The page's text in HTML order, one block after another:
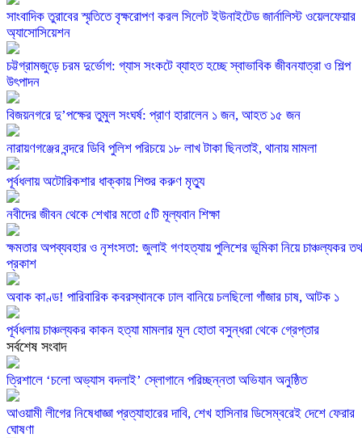
সাংবাদিক তুরাবের স্মৃতিতে বৃক্ষরোপণ করল সিলেট ইউনাইটেড জার্নালিস্ট ওয়েলফেয়ার
অ্যাসোসিয়েশন
চট্টগ্রামজুড়ে চরম দুর্ভোগ: গ্যাস সংকটে ব্যাহত হচ্ছে স্বাভাবিক জীবনযাত্রা ও শিল্প
উৎপাদন
বিজয়নগরে দু’পক্ষের তুমুল সংঘর্ষ: প্রাণ হারালেন ১ জন, আহত ১৫ জন
নারায়ণগঞ্জের বন্দরে ডিবি পুলিশ পরিচয়ে ১৮ লাখ টাকা ছিনতাই, থানায় মামলা
পূর্বধলায় অটোরিকশার ধাক্কায় শিশুর করুণ মৃত্যু
নবীদের জীবন থেকে শেখার মতো ৫টি মূল্যবান শিক্ষা
ক্ষমতার অপব্যবহার ও নৃশংসতা: জুলাই গণহত্যায় পুলিশের ভূমিকা নিয়ে চাঞ্চল্যকর
প্রকাশ
অবাক কাণ্ড! পারিবারিক কবরস্থানকে ঢাল বানিয়ে চলছিলো গাঁজার চাষ, আটক ১
পূর্বধলায় চাঞ্চল্যকর কাকন হত্যা মামলার মূল হোতা বসুন্ধরা থেকে গ্রেপ্তার
সর্বশেষ সংবাদ
‎ত্রিশালে ‘চলো অভ্যাস বদলাই’ স্লোগানে পরিচ্ছন্নতা অভিযান অনুষ্ঠিত
আওয়ামী লীগের নিষেধাজ্ঞা প্রত্যাহারের দাবি, শেখ হাসিনার ডিসেম্বরেই দেশে ফেরার
ঘোষণা